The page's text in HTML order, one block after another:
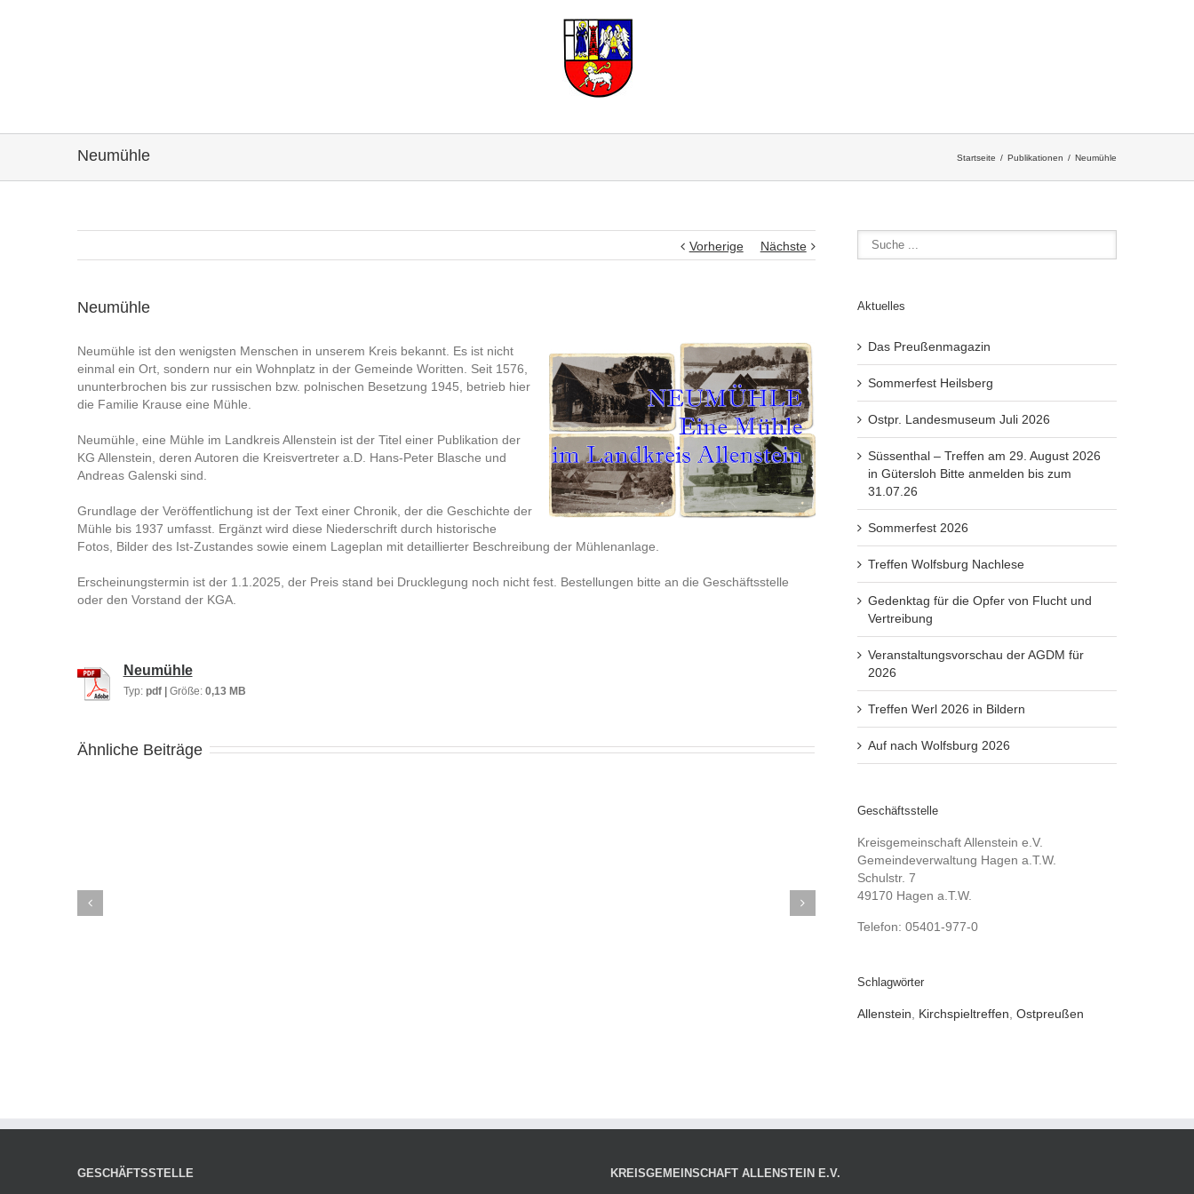
Neumühle Startseite Publikationen Neumühle
Vorherige Nächste
Neumühle
Neumühle ist den wenigsten Menschen in unserem Kreis bekannt. Es ist nicht
einmal ein Ort, sondern nur ein Wohnplatz in der Gemeinde Woritten. Seit 1576,
ununterbrochen bis zur russischen bzw. polnischen Besetzung 1945, betrieb hier
die Familie Krause eine Mühle.
Neumühle, eine Mühle im Landkreis Allenstein ist der Titel einer Publikation der
KG Allenstein, deren Autoren die Kreisvertreter a.D. Hans-Peter Blasche und
Andreas Galenski sind.
Grundlage der Veröffentlichung ist der Text einer Chronik, der die Geschichte der
Mühle bis 1937 umfasst. Ergänzt wird diese Niederschrift durch historische
Fotos, Bilder des Ist-Zustandes sowie einem Lageplan mit detaillierter Beschreibung der Mühlenanlage.
Erscheinungstermin ist der 1.1.2025, der Preis stand bei Drucklegung noch nicht fest. Bestellungen bitte an die Geschäftsstelle
oder den Vorstand der KGA.
Neumühle
Typ:pdf | Größe: 0,13 MB
Ähnliche Beiträge
Aktuelles
Das Preußenmagazin
Sommerfest Heilsberg
Ostpr. Landesmuseum Juli 2026
Süssenthal – Treffen am 29. August 2026
in Gütersloh Bitte anmelden bis zum
31.07.26
Sommerfest 2026
Treffen Wolfsburg Nachlese
Gedenktag für die Opfer von Flucht und
Vertreibung
Veranstaltungsvorschau der AGDM für
2026
Treffen Werl 2026 in Bildern
Auf nach Wolfsburg 2026
Geschäftsstelle
Kreisgemeinschaft Allenstein e.V.
Gemeindeverwaltung Hagen a.T.W.
Schulstr. 7
49170 Hagen a.T.W.
Telefon: 05401-977-0
Schlagwörter
Allenstein Kirchspieltreffen Ostpreußen
GESCHÄFTSSTELLE KREISGEMEINSCHAFT ALLENSTEIN E.V.